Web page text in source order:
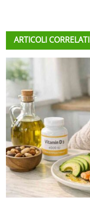
ARTICOLI CORRELATI